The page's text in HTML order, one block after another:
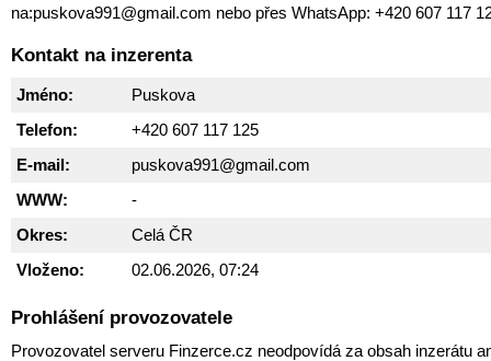
na:puskova991@gmail.com nebo přes WhatsApp: +420 607 117
Kontakt na inzerenta
Jméno:
Puskova
Telefon:
+420 607 117 125
E-mail:
puskova991@gmail.com
WWW:
-
Okres:
Celá ČR
Vloženo:
02.06.2026, 07:24
Prohlášení provozovatele
Provozovatel serveru Finzerce.cz neodpovídá za obsah inzerátu